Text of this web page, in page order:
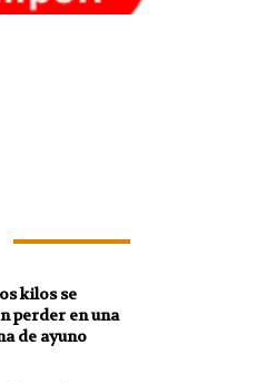
kilos se
perder en una
de ayuno